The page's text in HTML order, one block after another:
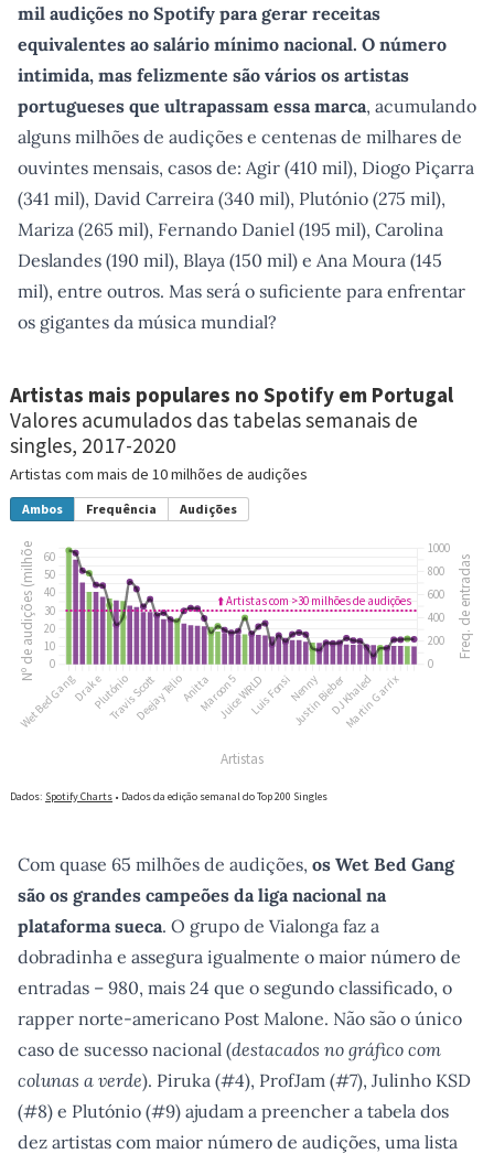
mil audições no Spotify para gerar receitas
equivalentes ao salário mínimo nacional. O número
intimida, mas felizmente são vários os artistas
portugueses que ultrapassam essa marca, acumulando
alguns milhões de audições e centenas de milhares de
ouvintes mensais, casos de: Agir (410 mil), Diogo Piçarra
(341 mil), David Carreira (340 mil), Plutónio (275 mil),
Mariza (265 mil), Fernando Daniel (195 mil), Carolina
Deslandes (190 mil), Blaya (150 mil) e Ana Moura (145
mil), entre outros. Mas será o suficiente para enfrentar
os gigantes da música mundial?
Com quase 65 milhões de audições, os Wet Bed Gang
são os grandes campeões da liga nacional na
plataforma sueca. O grupo de Vialonga faz a
dobradinha e assegura igualmente o maior número de
entradas – 980, mais 24 que o segundo classificado, o
rapper norte-americano Post Malone. Não são o único
caso de sucesso nacional (destacados no gráfico com
colunas a verde). Piruka (#4), ProfJam (#7), Julinho KSD
(#8) e Plutónio (#9) ajudam a preencher a tabela dos
dez artistas com maior número de audições, uma lista